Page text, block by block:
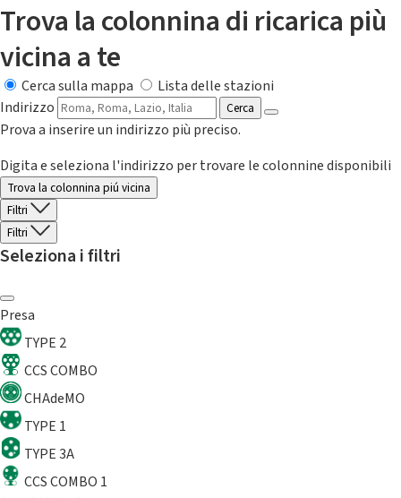
Trova la colonnina di ricarica più
vicina a te
Cerca sulla mappa
Lista delle stazioni
Indirizzo
Cerca
Prova a inserire un indirizzo più preciso.
Digita e seleziona l'indirizzo per trovare le colonnine disponibili
Trova la colonnina piú vicina
Filtri
Filtri
Seleziona i filtri
Presa
TYPE 2
CCS COMBO
CHAdeMO
TYPE 1
TYPE 3A
CCS COMBO 1